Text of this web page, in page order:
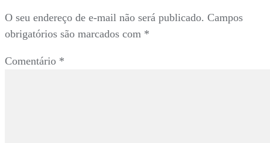
O seu endereço de e-mail não será publicado. Campos
obrigatórios são marcados com *
Comentário *